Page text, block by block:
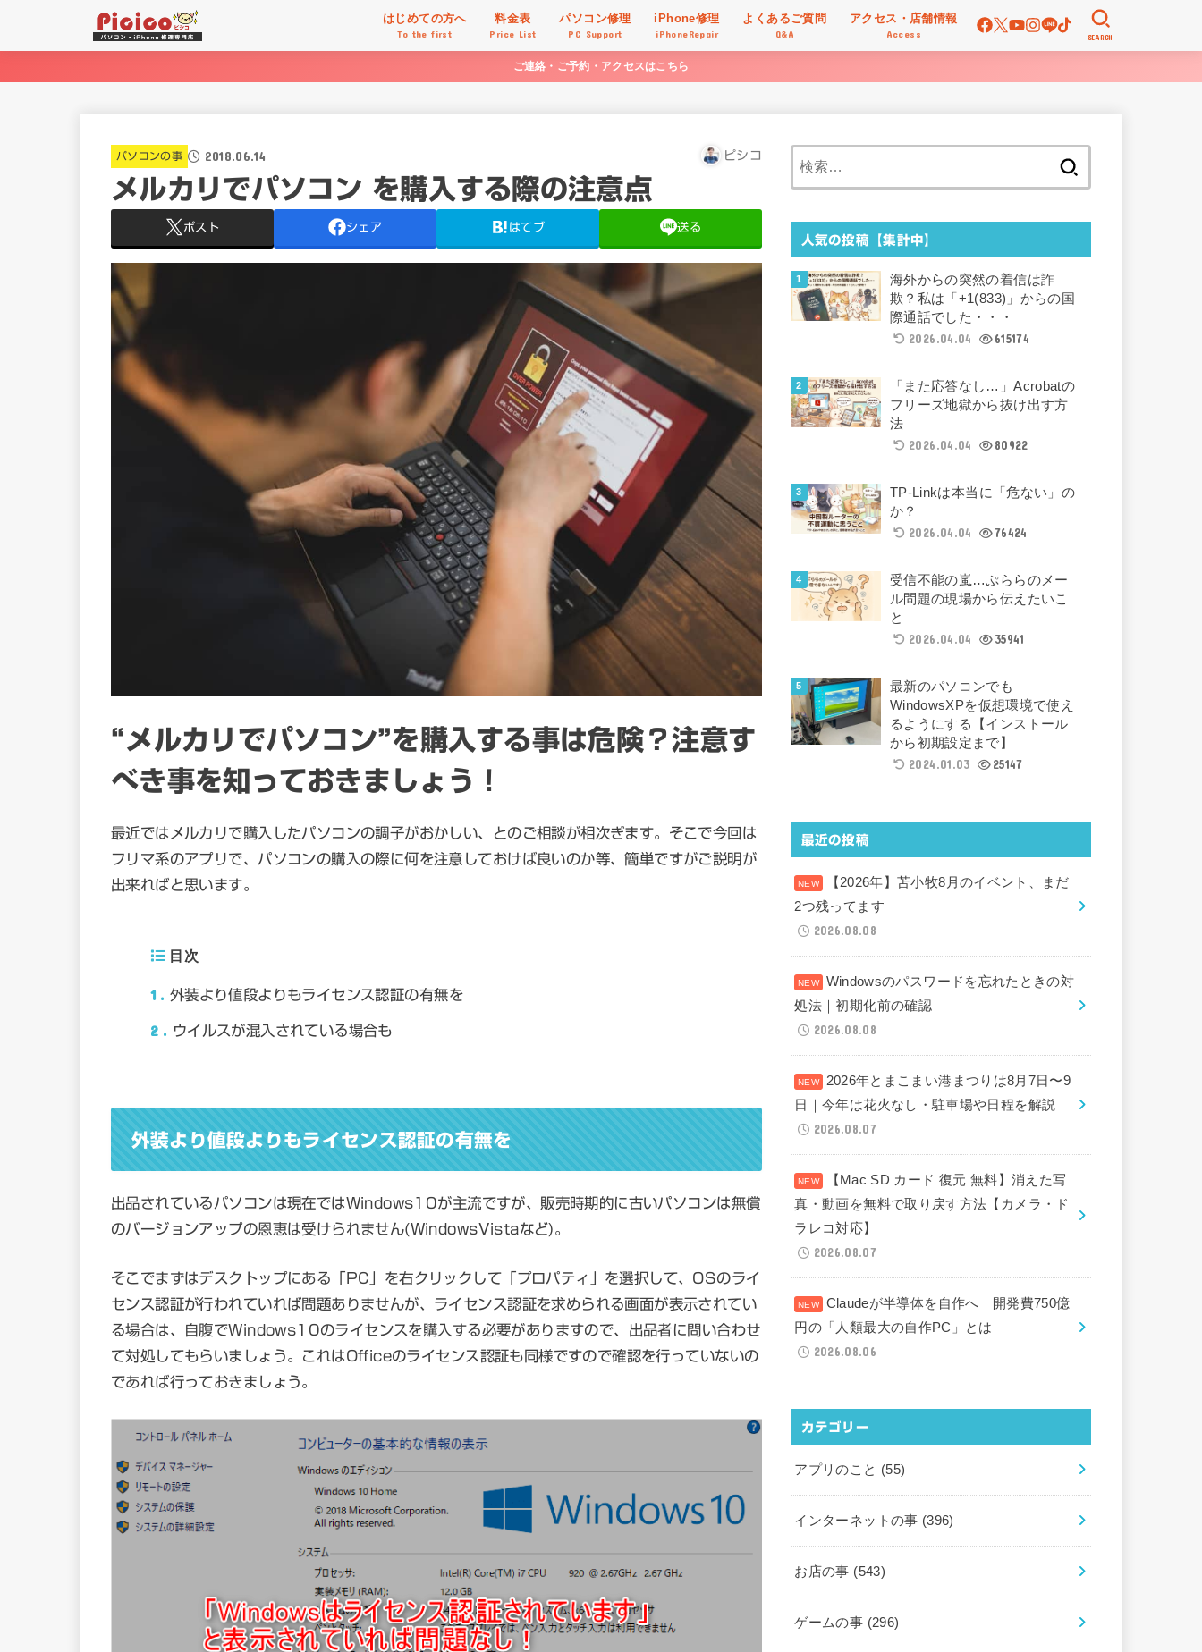
はじめての方へ
To the first
料金表
Price List
パソコン修理
PC Support
iPhone修理
iPhoneRepair
よくあるご質問
Q&A
アクセス・店舗情報
Access SEARCH
ご連絡・ご予約・アクセスはこちら
パソコンの事 2018.06.14 ピシコ
メルカリでパソコン を購入する際の注意点
ポスト シェア はてブ 送る
“メルカリでパソコン”を購入する事は危険？注意す
べき事を知っておきましょう！
最近ではメルカリで購入したパソコンの調子がおかしい、とのご相談が相次ぎます。そこで今回は
フリマ系のアプリで、パソコンの購入の際に何を注意しておけば良いのか等、簡単ですがご説明が
出来ればと思います。
目次
1 外装より値段よりもライセンス認証の有無を
2 ウイルスが混入されている場合も
外装より値段よりもライセンス認証の有無を
出品されているパソコンは現在ではWindows10が主流ですが、販売時期的に古いパソコンは無償
のバージョンアップの恩恵は受けられません(WindowsVistaなど)。
そこでまずはデスクトップにある「PC」を右クリックして「プロパティ」を選択して、OSのライ
センス認証が行われていれば問題ありませんが、ライセンス認証を求められる画面が表示されてい
る場合は、自腹でWindows10のライセンスを購入する必要がありますので、出品者に問い合わせ
て対処してもらいましょう。これはOfficeのライセンス認証も同様ですので確認を行っていないの
であれば行っておきましょう。
人気の投稿【集計中】
海外からの突然の着信は詐
欺？私は「+1(833)」からの国
際通話でした・・・
2026.04.04
615174
「また応答なし…」Acrobatの
フリーズ地獄から抜け出す方
法
2026.04.04
80922
TP-Linkは本当に「危ない」の
か？
2026.04.04
76424
受信不能の嵐…ぷららのメー
ル問題の現場から伝えたいこ
と
2026.04.04
35941
最新のパソコンでも
WindowsXPを仮想環境で使え
るようにする【インストール
から初期設定まで】
2024.01.03
25147
最近の投稿
【2026年】苫小牧8月のイベント、まだ
2つ残ってます
2026.08.08
Windowsのパスワードを忘れたときの対
処法｜初期化前の確認
2026.08.08
2026年とまこまい港まつりは8月7日〜9
日｜今年は花火なし・駐車場や日程を解説
2026.08.07
【Mac SD カード 復元 無料】消えた写
真・動画を無料で取り戻す方法【カメラ・ド
ラレコ対応】
2026.08.07
Claudeが半導体を自作へ｜開発費750億
円の「人類最大の自作PC」とは
2026.08.06
カテゴリー
アプリのこと (55)
インターネットの事 (396)
お店の事 (543)
ゲームの事 (296)